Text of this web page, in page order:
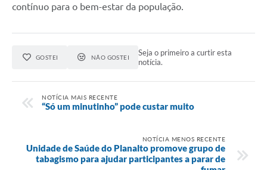
contínuo para o bem-estar da população.
GOSTEI NÃO GOSTEI
Seja o primeiro a curtir esta
notícia.
NOTÍCIA MAIS RECENTE
“Só um minutinho” pode custar muito
NOTÍCIA MENOS RECENTE
Unidade de Saúde do Planalto promove grupo de
tabagismo para ajudar participantes a parar de